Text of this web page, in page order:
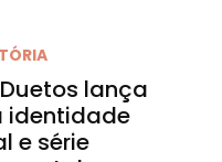
lança
identidade
e série